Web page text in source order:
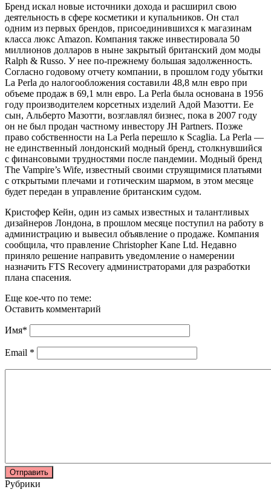
Бренд искал новые источники дохода и расширил свою
деятельность в сфере косметики и купальников. Он стал
одним из первых брендов, присоединившихся к магазинам
класса люкс Amazon. Компания также инвестировала 50
миллионов долларов в ныне закрытый британский дом моды
Ralph & Russo. У нее по-прежнему большая задолженность.
Согласно годовому отчету компании, в прошлом году убытки
La Perla до налогообложения составили 48,8 млн евро при
объеме продаж в 69,1 млн евро. La Perla была основана в 1956
году производителем корсетных изделий Адой Мазотти. Ее
сын, Альберто Мазотти, возглавлял бизнес, пока в 2007 году
он не был продан частному инвестору JH Partners. Позже
право собственности на La Perla перешло к Scaglia. La Perla —
не единственный лондонский модный бренд, столкнувшийся
с финансовыми трудностями после пандемии. Модный бренд
The Vampire’s Wife, известный своими струящимися платьями
с открытыми плечами и готическим шармом, в этом месяце
будет передан в управление британским судом.
Кристофер Кейн, один из самых известных и талантливых
дизайнеров Лондона, в прошлом месяце поступил на работу в
администрацию и вывесил объявление о продаже. Компания
сообщила, что правление Christopher Kane Ltd. Недавно
приняло решение направить уведомление о намерении
назначить FTS Recovery администраторами для разработки
плана спасения.
Еще кое-что по теме:
Оставить комментарий
Имя*
Email *
Рубрики